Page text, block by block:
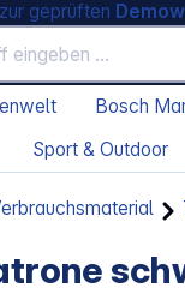
zur geprüften
Bosch
Sport & Outdoor